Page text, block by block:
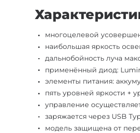
многоцелевой
наибольшая яркость
дальнобойность луча
применённый диод:
элементы питания:
пять уровней яркости +
управление
заряжается через USB
модель защищена от